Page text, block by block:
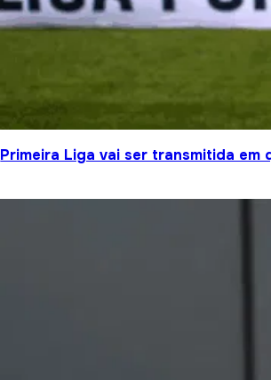
Primeira Liga vai ser transmitida